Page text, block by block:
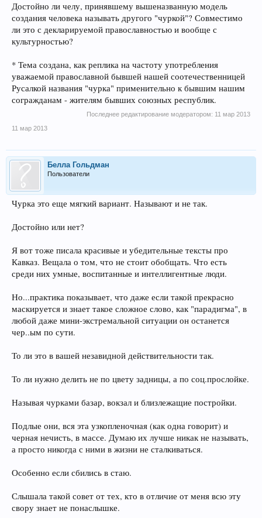
Достойно ли челу, принявшему вышеназванную модель
создания человека называть другого "чуркой"? Совместимо
ли это с декларируемой православностью и вообще с
культурностью?
* Тема создана, как реплика на частоту употребления
уважаемой православной бывшей нашей соотечественницей
Русалкой названия "чурка" применительно к бывшим нашим
согражданам - жителям бывших союзных республик.
Последнее редактирование модератором: 11 мар 2013
11 мар 2013
Белла Гольдман
Пользователи
Чурка это еще мягкий вариант. Называют и не так.
Достойно или нет?
Я вот тоже писала красивые и убедительные тексты про
Кавказ. Вещала о том, что не стоит обобщать. Что есть
среди них умные, воспитанные и интеллигентные люди.
Но...практика показывает, что даже если такой прекрасно
маскируется и знает такое сложное слово, как "парадигма", в
любой даже мини-экстремальной ситуации он останется
чер..ым по сути.
То ли это в вашей незавидной действительности так.
То ли нужно делить не по цвету задницы, а по соц.прослойке.
Называя чурками базар, вокзал и близлежащие постройки.
Подлые они, вся эта узкопленочная (как одна говорит) и
черная нечисть, в массе. Думаю их лучше никак не называть,
а просто никогда с ними в жизни не сталкиваться.
Особенно если сбились в стаю.
Слышала такой совет от тех, кто в отличие от меня всю эту
свору знает не понаслышке.